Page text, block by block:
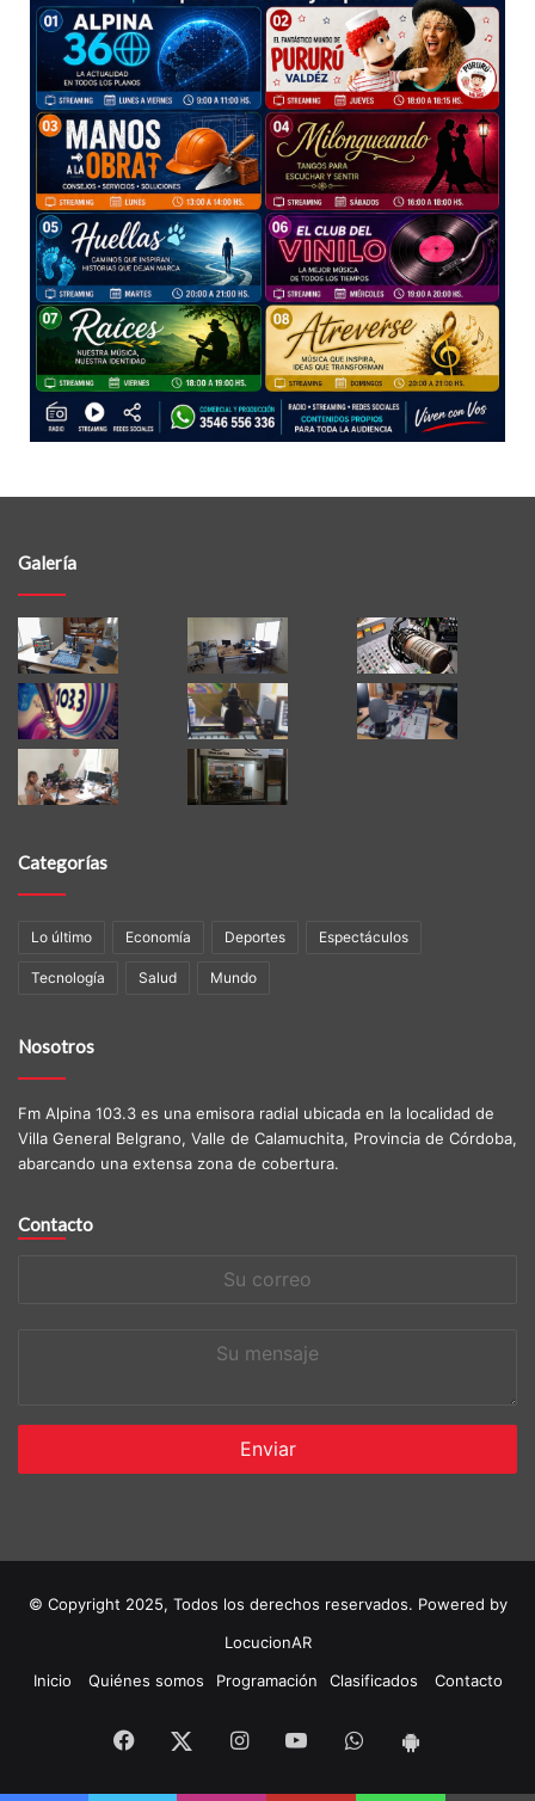
Galería
Categorías
Lo último Economía Deportes Espectáculos
Tecnología Salud Mundo
Nosotros
Fm Alpina 103.3 es una emisora radial ubicada en la localidad de
Villa General Belgrano, Valle de Calamuchita, Provincia de Córdoba,
abarcando una extensa zona de cobertura.
Contacto
© Copyright 2025, Todos los derechos reservados. Powered by
LocucionAR
Inicio
Quiénes somos Programación Clasificados Contacto
Facebook
TwitterInstagramYoutubeWhatsapp